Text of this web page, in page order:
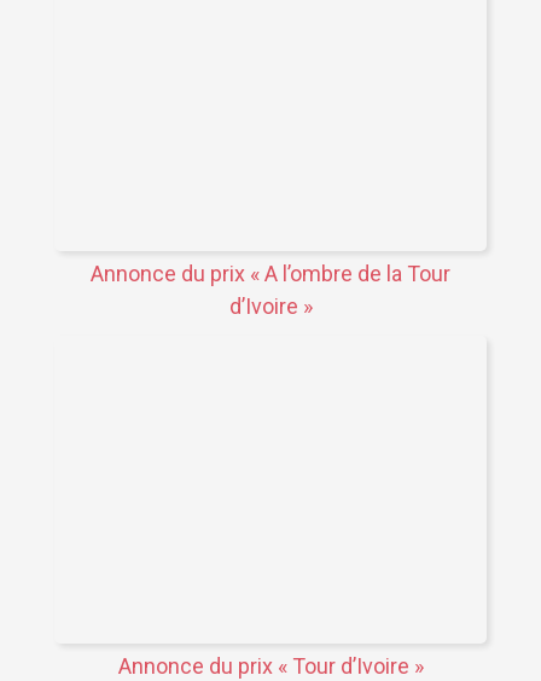
Annonce du prix « A l’ombre de la Tour
d’Ivoire »
Annonce du prix « Tour d’Ivoire »